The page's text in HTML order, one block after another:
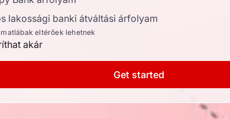
lakossági banki átváltási árfolyam
eltérőek lehetnek
akár
Get started